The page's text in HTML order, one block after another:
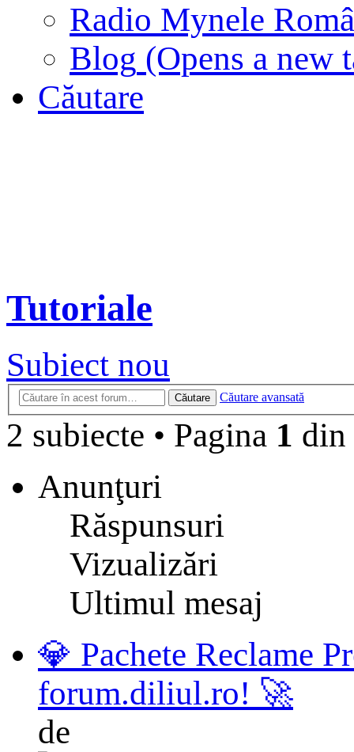
Radio Mynele
Blog (Opens a new
Căutare
Tutoriale
Subiect nou
Căutare Căutare avansată
2 subiecte • Pagina 1 din
Anunţuri
Răspunsuri
Vizualizări
Ultimul mesaj
💎 Pachete Reclame
forum.diliul.ro! 🚀
de